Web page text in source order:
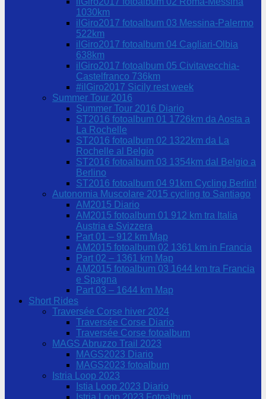
1030km
ilGiro2017 fotoalbum 03 Messina-Palermo
522km
ilGiro2017 fotoalbum 04 Cagliari-Olbia
638km
ilGiro2017 fotoalbum 05 Civitavecchia-
Castelfranco 736km
#ilGiro2017 Sicily rest week
Summer Tour 2016
Summer Tour 2016 Diario
ST2016 fotoalbum 01 1726km da Aosta a
La Rochelle
ST2016 fotoalbum 02 1322km da La
Rochelle al Belgio
ST2016 fotoalbum 03 1354km dal Belgio a
Berlino
ST2016 fotoalbum 04 91km Cycling Berlin!
Autonomia Muscolare 2015 cycling to Santiago
AM2015 Diario
AM2015 fotoalbum 01 912 km tra Italia
Austria e Svizzera
Part 01 – 912 km Map
AM2015 fotoalbum 02 1361 km in Francia
Part 02 – 1361 km Map
AM2015 fotoalbum 03 1644 km tra Francia
e Spagna
Part 03 – 1644 km Map
Short Rides
Traversée Corse hiver 2024
Traversée Corse Diario
Traversée Corse fotoalbum
MAGS Abruzzo Trail 2023
MAGS2023 Diario
MAGS2023 fotoalbum
Istria Loop 2023
Istia Loop 2023 Diario
Istria Loop 2023 Fotoalbum